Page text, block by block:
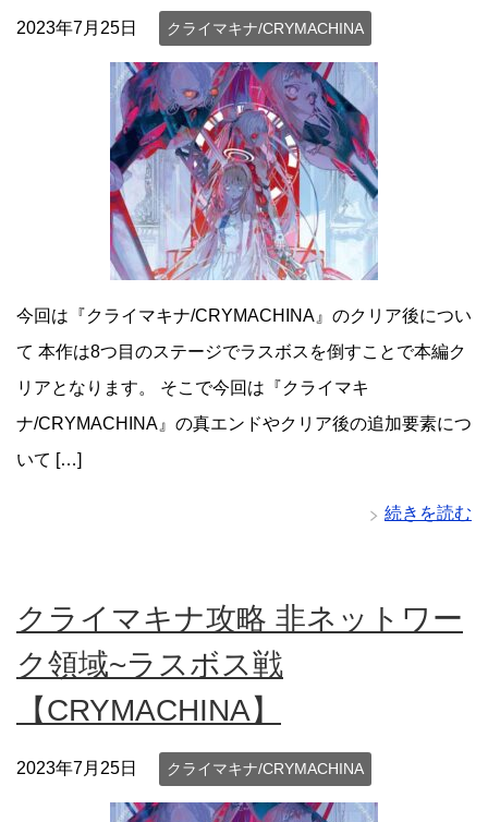
2023年7月25日 クライマキナ/CRYMACHINA
今回は『クライマキナ/CRYMACHINA』のクリア後につい
て 本作は8つ目のステージでラスボスを倒すことで本編ク
リアとなります。 そこで今回は『クライマキ
ナ/CRYMACHINA』の真エンドやクリア後の追加要素につ
いて […]
続きを読む
クライマキナ攻略 非ネットワー
ク領域~ラスボス戦
【CRYMACHINA】
2023年7月25日 クライマキナ/CRYMACHINA